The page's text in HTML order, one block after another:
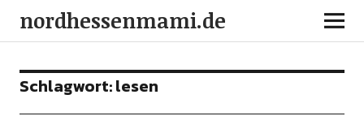
nordhessenmami.de
Schlagwort:lesen